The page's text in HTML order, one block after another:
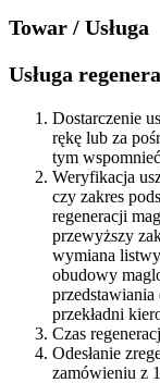
-
Nowa
Listwa
Towar / Usługa
Usługa
Dostarczenie
rękę lub za
tym
Weryfikacja
czy zakres
regeneracji
przewyższy
wymiana
obudowy
przekładni
Czas
Odesłanie
zamówieniu z